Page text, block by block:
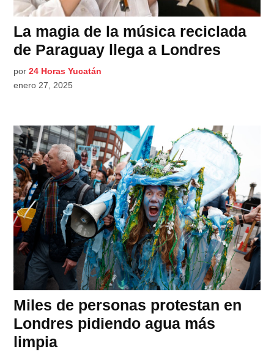
La magia de la música reciclada
de Paraguay llega a Londres
por 24 Horas Yucatán
enero 27, 2025
Miles de personas protestan en
Londres pidiendo agua más
limpia